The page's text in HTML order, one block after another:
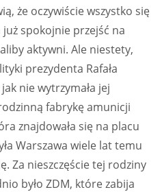
że oczywiście wszystko się
spokojnie przejść na
aktywni. Ale niestety,
prezydenta Rafała
nie wytrzymała jej
fabrykę amunicji
znajdowała się na placu
Warszawa wiele lat temu
Za nieszczęście tej rodziny
było ZDM, które zabija